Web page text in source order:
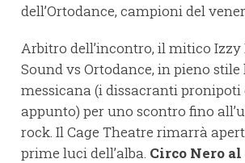
dell’Ortodance, campioni del
Arbitro dell’incontro, il mitico Izzy
Sound vs Ortodance, in pieno
messicana (i dissacranti pronipoti
appunto) per uno scontro fino
rock. Il Cage Theatre rimarrà
prime luci dell’alba. Circo Nero